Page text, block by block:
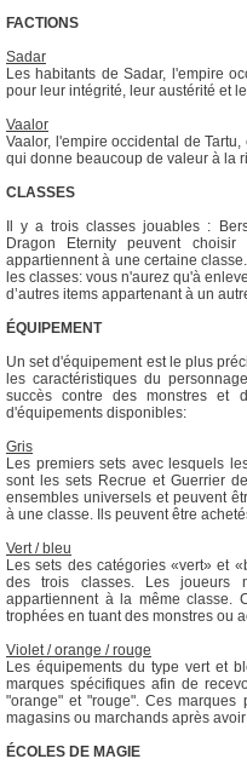
FACTIONS
Sadar
Les habitants de Sadar, l'empire
pour leur intégrité, leur austérité et
Vaalor
Vaalor, l'empire occidental de
qui donne beaucoup de valeur à la
CLASSES
Il y a trois classes jouables :
Dragon Eternity peuvent
appartiennent à une certaine
les classes: vous n'aurez qu'à
d’autres items appartenant à un
ÉQUIPEMENT
Un set d'équipement est le plus
les caractéristiques du
succès contre des monstres et
d'équipements disponibles:
Gris
Les premiers sets avec lesquels
sont les sets Recrue et Guerrier
ensembles universels et peuvent
à une classe. Ils peuvent être
Vert / bleu
Les sets des catégories «vert» et
des trois classes. Les joueurs
appartiennent à la même classe.
trophées en tuant des monstres ou
Violet / orange / rouge
Les équipements du type vert et
marques spécifiques afin de
"orange" et "rouge". Ces marques
magasins ou marchands après
ÉCOLES DE MAGIE